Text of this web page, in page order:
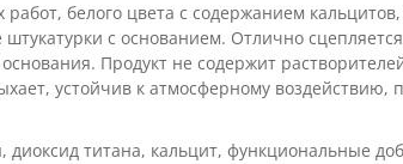
белого цвета с содержанием
с основанием. Отлично
Продукт не содержит
устойчив к атмосферному
диоксид титана, кальцит, функциональные